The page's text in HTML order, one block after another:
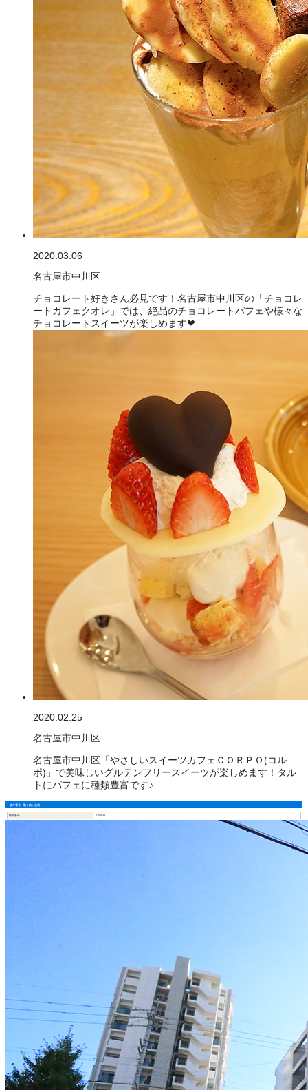
2020.03.06
名古屋市中川区
チョコレート好きさん必見です！名古屋市中川区の「チョコレ
ートカフェクオレ」では、絶品のチョコレートパフェや様々な
チョコレートスイーツが楽しめます❤
2020.02.25
名古屋市中川区
名古屋市中川区「やさしいスイーツカフェＣＯＲＰＯ(コル
ポ)」で美味しいグルテンフリースイーツが楽しめます！タル
トにパフェに種類豊富です♪
物件番号・取り扱い支店
物件番号 2104042